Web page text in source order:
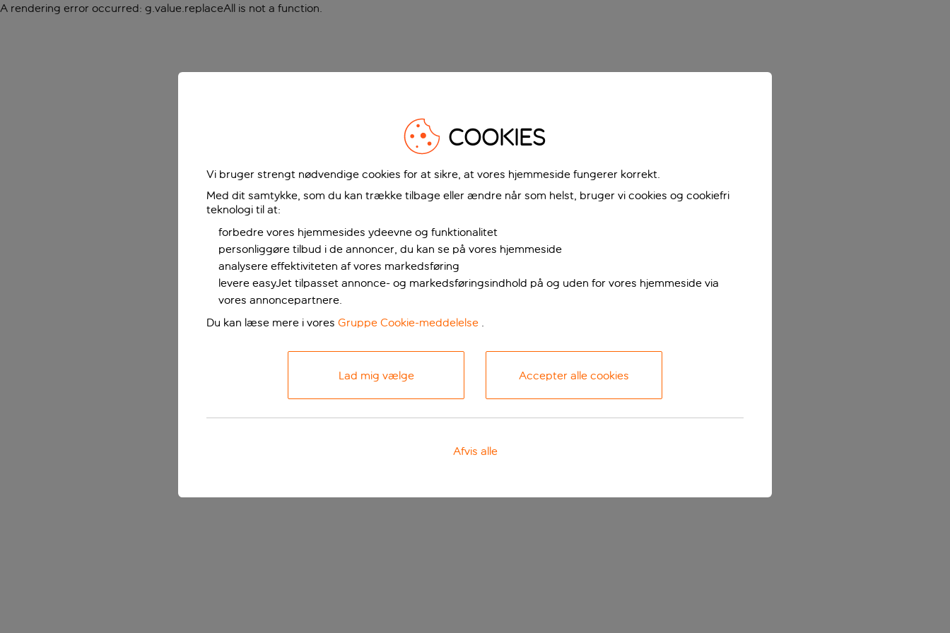
A rendering error occurred: g.value.replaceAll is not a function.
COOKIES
Vi bruger strengt nødvendige cookies for at sikre, at vores hjemmeside fungerer korrekt.
Med dit samtykke, som du kan trække tilbage eller ændre når som helst, bruger vi cookies og cookiefri
teknologi til at:
forbedre vores hjemmesides ydeevne og funktionalitet
personliggøre tilbud i de annoncer, du kan se på vores hjemmeside
analysere effektiviteten af vores markedsføring
levere easyJet tilpasset annonce- og markedsføringsindhold på og uden for vores hjemmeside via
vores annoncepartnere.
Du kan læse mere i vores Gruppe Cookie-meddelelse .
Lad mig vælge Accepter alle cookies
Afvis alle